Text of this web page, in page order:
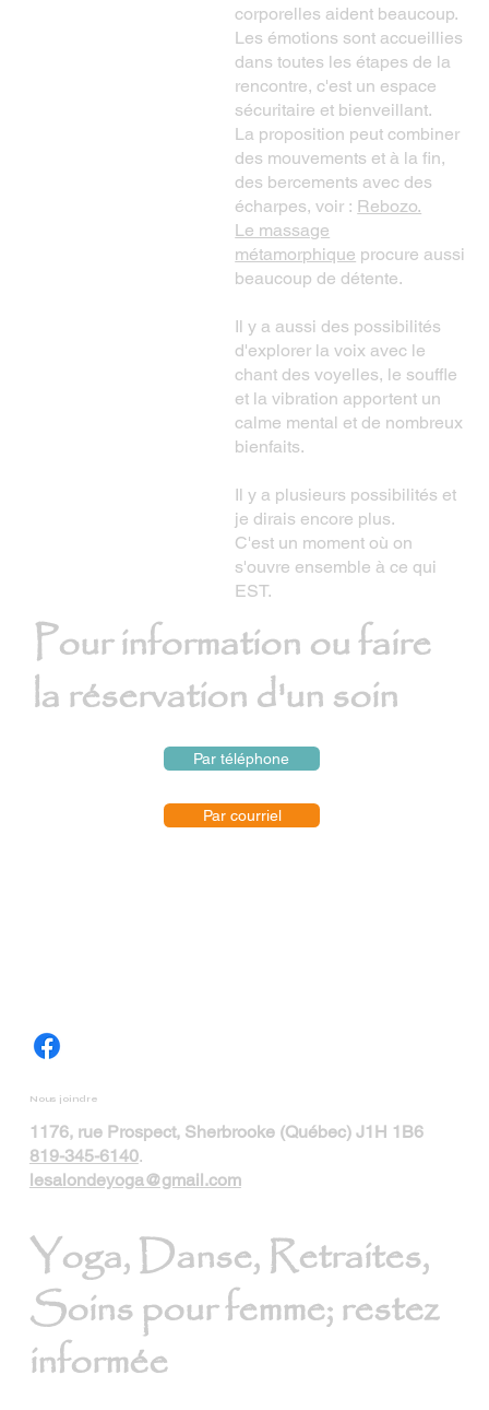
corporelles aident beaucoup.
Les émotions sont accueillies
dans toutes les étapes de la
rencontre, c'est un espace
sécuritaire et bienveillant.
La proposition peut combiner
des mouvements et à la fin,
des bercements avec des
écharpes, voir : Rebozo.
Le massage
métamorphique procure aussi
beaucoup de détente.
Il y a aussi des possibilités
d'explorer la voix avec le
chant des voyelles, le souffle
et la vibration apportent un
calme mental et de nombreux
bienfaits.
Il y a plusieurs possibilités et
je dirais encore plus.
C'est un moment où on
s'ouvre ensemble à ce qui
EST.
Pour information ou faire
la réservation d'un soin
Par téléphone
Par courriel
Nous joindre
1176, rue Prospect, Sherbrooke (Québec) J1H 1B6
819-345-6140.
lesalondeyoga@gmail.com
Yoga, Danse, Retraites,
Soins pour femme; restez
informée